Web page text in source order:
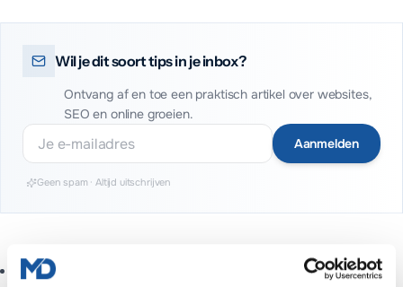
Wil je dit soort tips in je inbox?
Ontvang af en toe een praktisch artikel over websites,
SEO en online groeien.
Aanmelden
Geen spam · Altijd uitschrijven
Uitgebreid
vanaf 1.099 euro: tot 10 pagina's met blog en